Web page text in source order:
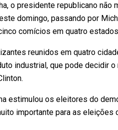
o presidente republicano não
domingo, passando por
comícios em quatro
reunidos em quatro
industrial, que pode decidir
estimulou os eleitores do
importante para as eleições